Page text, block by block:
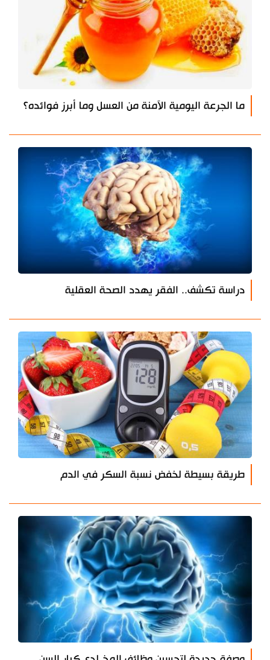
ما الجرعة اليومية الآمنة من العسل وما أبرز فوائده؟
دراسة تكشف.. الفقر يهدد الصحة العقلية
طريقة بسيطة لخفض نسبة السكر في الدم